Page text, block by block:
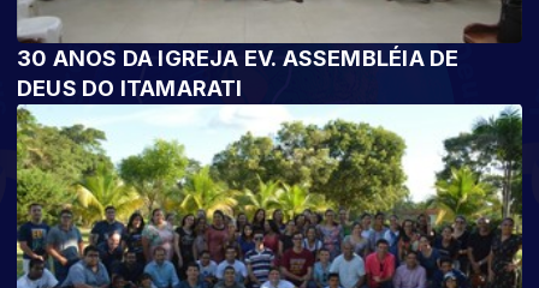
30 ANOS DA IGREJA EV. ASSEMBLÉIA DE
DEUS DO ITAMARATI